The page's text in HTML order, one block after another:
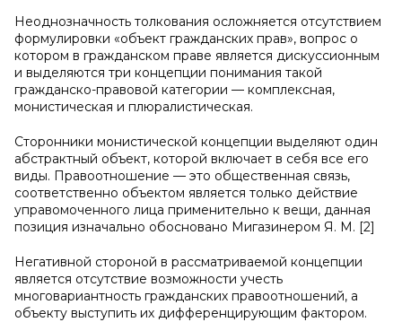
Неоднозначность толкования осложняется отсутствием
формулировки «объект гражданских прав», вопрос о
котором в гражданском праве является дискуссионным
и выделяются три концепции понимания такой
гражданско-правовой категории — комплексная,
монистическая и плюралистическая.
Сторонники монистической концепции выделяют один
абстрактный объект, которой включает в себя все его
виды. Правоотношение — это общественная связь,
соответственно объектом является только действие
управомоченного лица применительно к вещи, данная
позиция изначально обосновано Мигазинером Я. М. [2]
Негативной стороной в рассматриваемой концепции
является отсутствие возможности учесть
многовариантность гражданских правоотношений, а
объекту выступить их дифференцирующим фактором.